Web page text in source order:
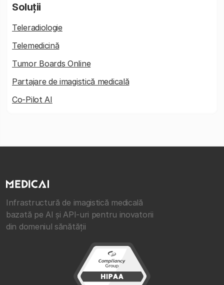
Soluții
Teleradiologie
Telemedicină
Tumor Boards Online
Partajare de imagistică medicală
Co-Pilot AI
Infrastructură de imagistică medicală
bazată pe AI și API-uri pentru inovatorii
din domeniul sănătății